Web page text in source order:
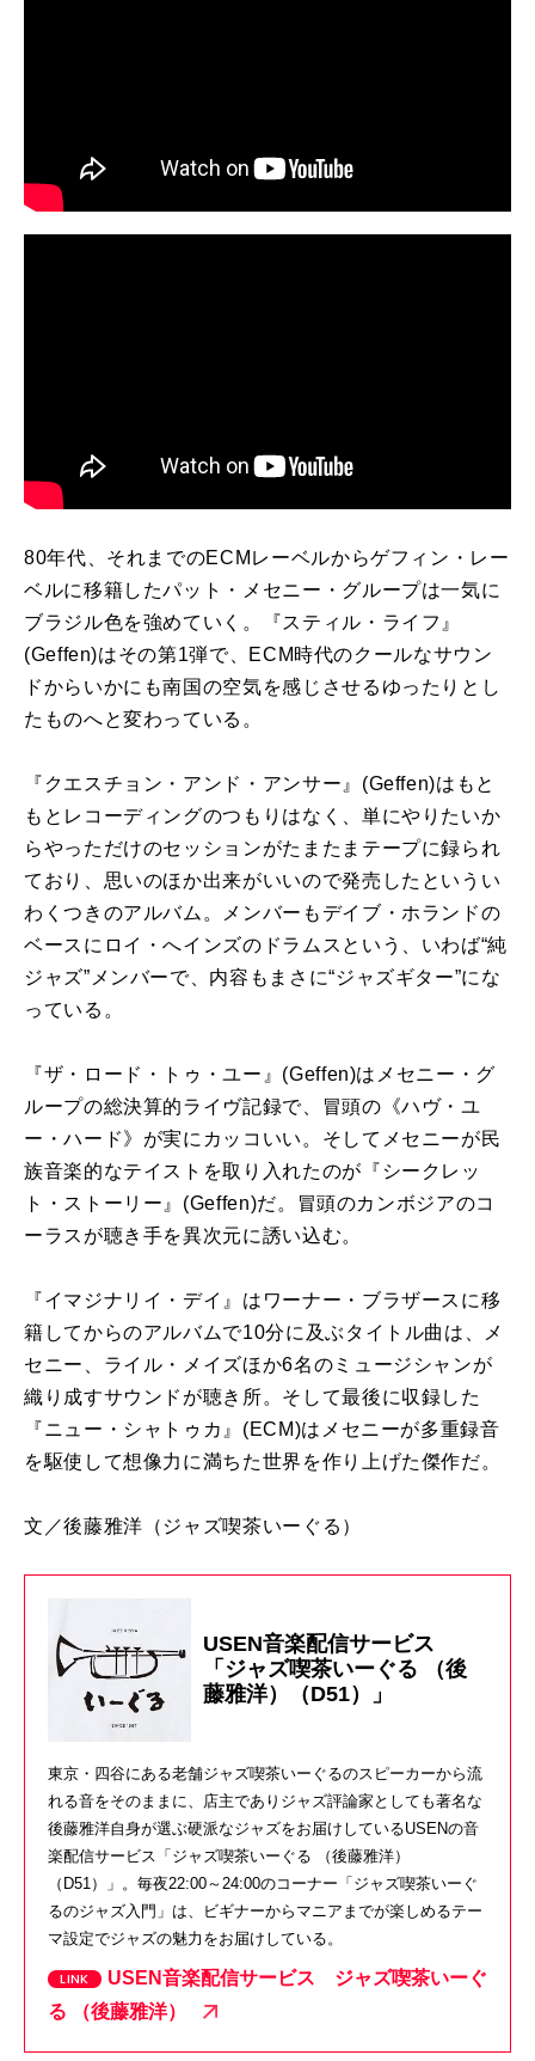
80年代、それまでのECM レーベルからゲフィン・レー
ベルに移籍したパット・メセニー・グループは一気に
ブラジル色を強めていく。『スティル・ライフ』
(Geffen)はその第1弾で、 ECM時代のクールなサウン
ドからいかにも南国の空気を感じさせるゆったりとし
たものへと変わっている。
『クエスチョン・アンド・アンサー』 (Geffen)はもと
もとレコーディングのつもりはなく、単にやりたいか
らやっただけのセッションがたまたまテープに録られ
ており、思いのほか出来がいいので発売したというい
わくつきのアルバム。メンバーもデイブ・ホランドの
ベースにロイ・へインズのドラムスという、いわば“純
ジャズ”メンバーで、内容もまさに“ジャズギター”にな
っている。
『ザ・ロード・トゥ・ユー』 (Geffen)はメセニー・グ
ループの総決算的ライヴ記録で、冒頭の《ハヴ・ユ
ー・ハード》が実にカッコいい。そしてメセニーが民
族音楽的なテイストを取り入れたのが『シークレッ
ト・ストーリー』 (Geffen)だ。冒頭のカンボジアのコ
ーラスが聴き手を異次元に誘い込む。
『イマジナリイ・デイ』はワーナー・ブラザースに移
籍してからのアルバムで10分に及ぶタイトル曲は、メ
セニー、ライル・メイズほか6名のミュージシャンが
織り成すサウンドが聴き所。そして最後に収録した
『ニュー・シャトゥカ』(ECM)はメセニーが多重録音
を駆使して想像力に満ちた世界を作り上げた傑作だ。
文／後藤雅洋 （ジャズ喫茶いーぐる）
USEN音楽配信サービス
「ジャズ喫茶いーぐる （後
藤雅洋）（D51）」
東京・四谷にある老舗ジャズ喫茶いーぐるのスピーカーから流
れる音をそのままに、店主でありジャズ評論家としても著名な
後藤雅洋自身が選ぶ硬派なジャズをお届けしているUSENの音
楽配信サービス「ジャズ喫茶いーぐる （後藤雅洋）
（D51）」。毎夜22:00～24:00のコーナー「ジャズ喫茶いーぐ
るのジャズ入門」は、ビギナーからマニアまでが楽しめるテー
マ設定でジャズの魅力をお届けしている。
USEN音楽配信サービス ジャズ喫茶いーぐ
る （後藤雅洋）